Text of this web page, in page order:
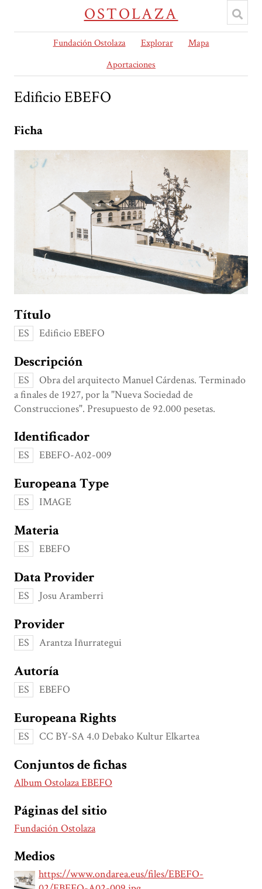
OSTOLAZA
Fundación Ostolaza Explorar
Mapa
Aportaciones
Edificio EBEFO
Ficha
Título
ES Edificio EBEFO
Descripción
ES
Obra del arquitecto Manuel Cárdenas. Terminado
a finales de 1927, por la "Nueva Sociedad de
Construcciones". Presupuesto de 92.000 pesetas.
Identificador
ES EBEFO-A02-009
Europeana Type
ES IMAGE
Materia
ES EBEFO
Data Provider
ES Josu Aramberri
Provider
ES Arantza Iñurrategui
Autoría
ES EBEFO
Europeana Rights
ES CC BY-SA 4.0 Debako Kultur Elkartea
Conjuntos de fichas
Album Ostolaza EBEFO
Páginas del sitio
Fundación Ostolaza
Medios
https://www.ondarea.eus/files/EBEFO-